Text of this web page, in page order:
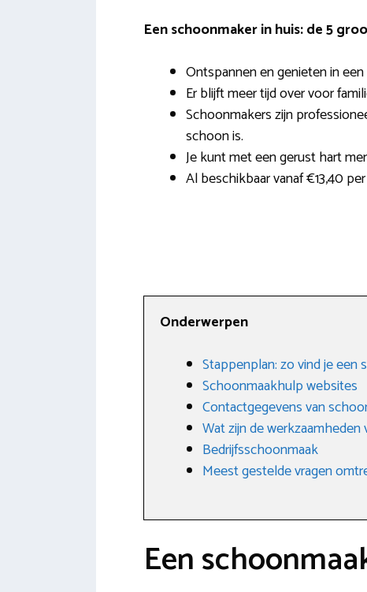
Een schoonmaker in huis: de 5
Ontspannen en genieten in
Er blijft meer tijd over voor
Schoonmakers zijn
schoon is.
Je kunt met een gerust hart
Al beschikbaar vanaf €13,40
Onderwerpen
Stappenplan: zo vind je een
Schoonmaakhulp websites
Contactgegevens van
Wat zijn de
Bedrijfsschoonmaak
Meest gestelde vragen
Een